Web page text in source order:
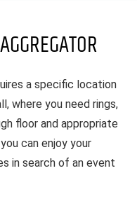
a specific location
where you need rings,
floor and appropriate
can enjoy your
in search of an event